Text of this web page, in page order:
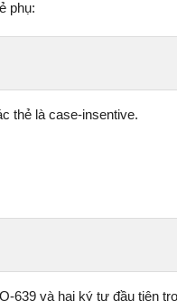
phụ:
thẻ là case-insentive.
639 và hai ký tự đầu tiên